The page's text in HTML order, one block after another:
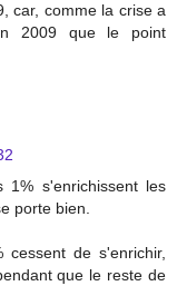
car, comme la crise a
2009 que le point
s'enrichissent les
porte bien.
cessent de s'enrichir,
que le reste de